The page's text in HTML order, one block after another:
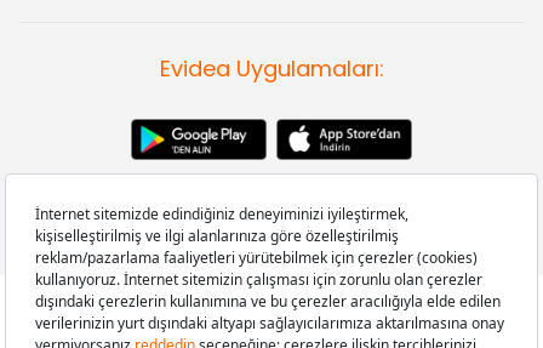
Evidea Uygulamaları: